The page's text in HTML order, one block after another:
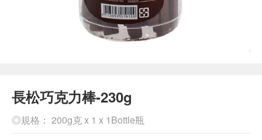
長松巧克力棒-230g
◎規格： 200g克 x 1 x 1Bottle瓶